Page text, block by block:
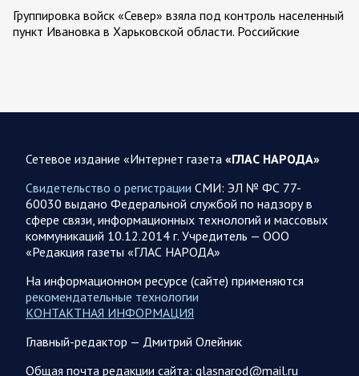
Группировка войск «Север» взяла под контроль населенный
пункт Ивановка в Харьковской области. Российские
Олег Царев сообщает: Мониторинг противника насчитал
якобы «сбиты/подавлены» – 135. В Киеве…
08.08.2026 10:05
Спецоперация
Фронтовая сводка Олега Царева 8 августа 2026 года
397 украинских БПЛА сбито ПВО ночью над 15 субъектами
РФ: Беспилотники сбивали над территориями
Белгородской, Брянской, Воронежской, Курской, Липецкой,
Орловской,…
Сетевое издание «Интернет газета «ГЛАС НАРОДА»
Свидетельство о регистрации СМИ: ЭЛ № ФС 77-
60030 выдано Федеральной службой по надзору в
сфере связи, информационных технологий и массовых
коммуникаций 10.12.2014 г. Учредитель — ООО
«Редакция газеты «ГЛАС НАРОДА»
На информационном ресурсе (сайте) применяются
рекомендательные технологии
КОНТАКТНАЯ ИНФОРМАЦИЯ
Главный-редактор — Дмитрий Олейник
Общая почта редакции сайта: glasnarod@mail.ru